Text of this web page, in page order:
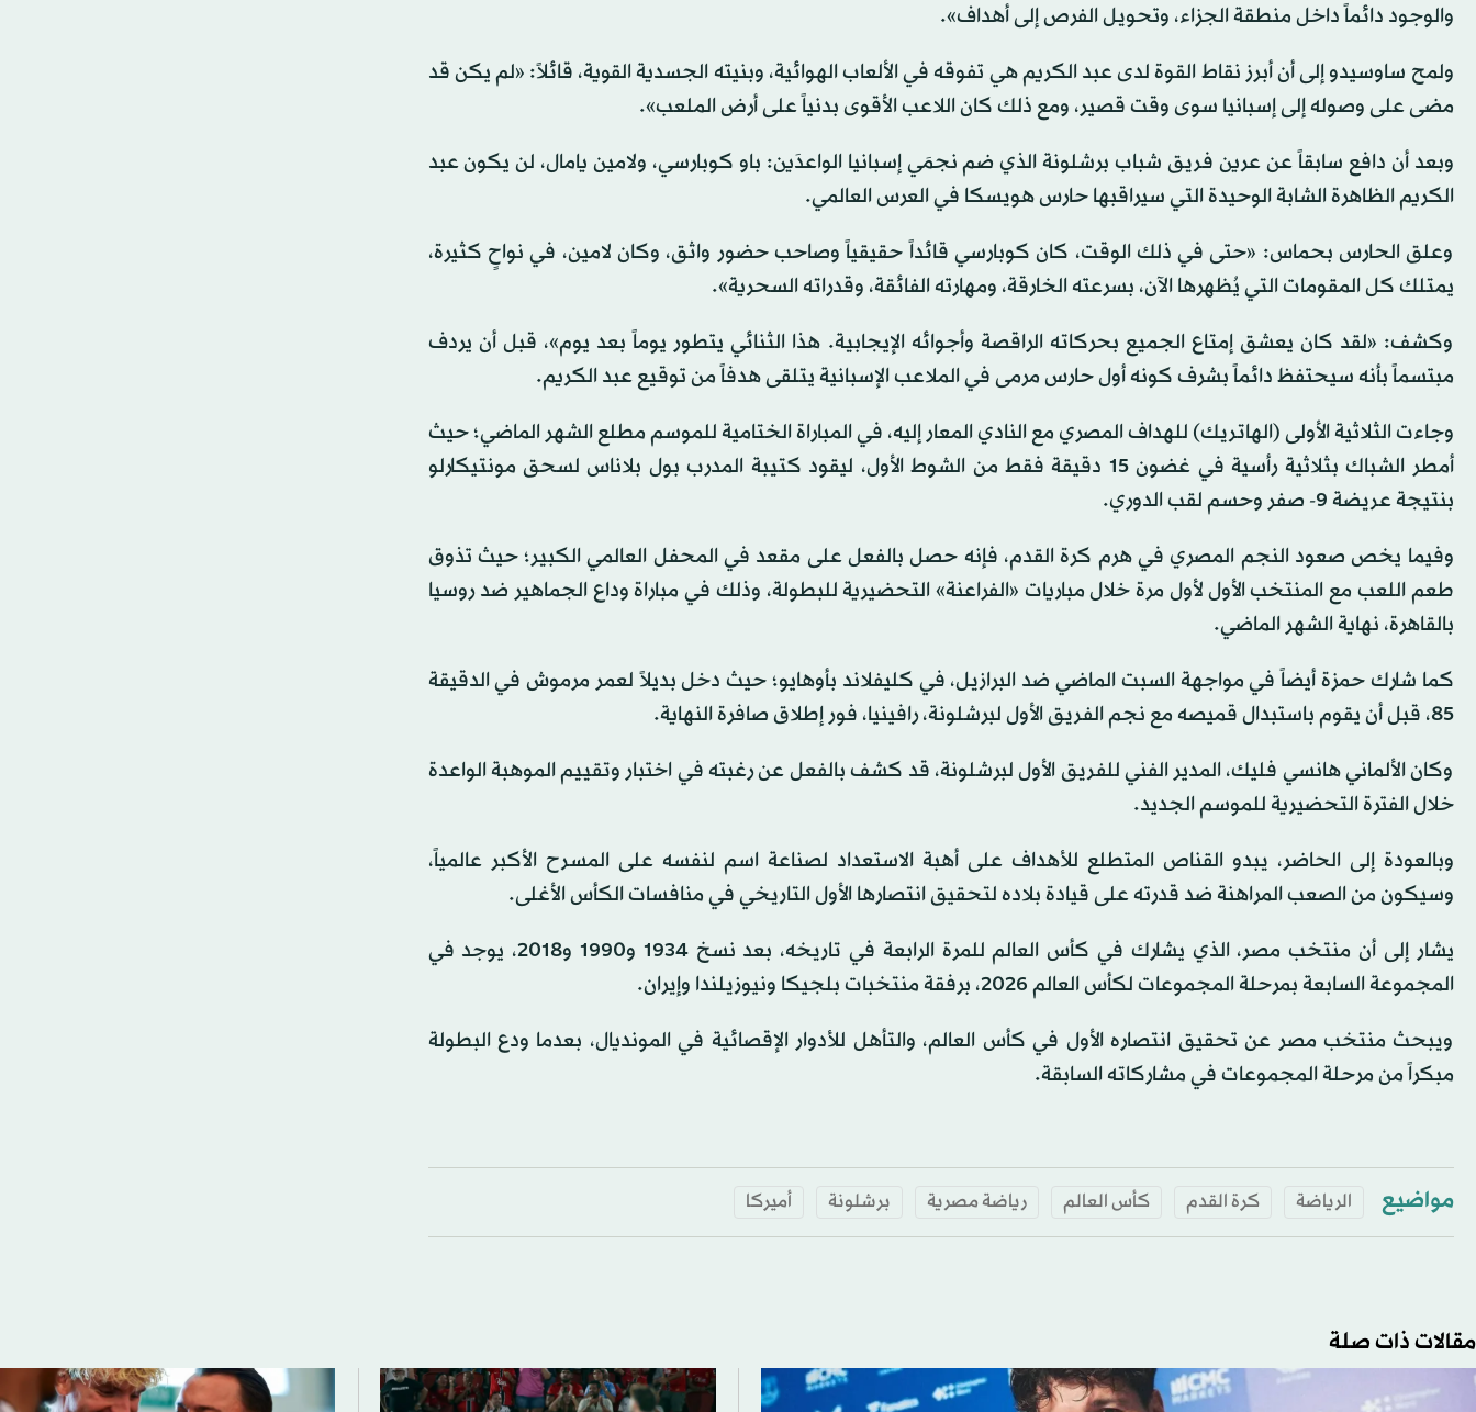
والوجود دائماً داخل منطقة الجزاء، وتحويل الفرص إلى أهداف».
ولمح ساوسيدو إلى أن أبرز نقاط القوة لدى عبد الكريم هي تفوقه في الألعاب الهوائية، وبنيته الجسدية القوية، قائلاً: «لم يكن قد
مضى على وصوله إلى إسبانيا سوى وقت قصير، ومع ذلك كان اللاعب الأقوى بدنياً على أرض الملعب».
وبعد أن دافع سابقاً عن عرين فريق شباب برشلونة الذي ضم نجمَي إسبانيا الواعدَين: باو كوبارسي، ولامين يامال، لن يكون عبد
الكريم الظاهرة الشابة الوحيدة التي سيراقبها حارس هويسكا في العرس العالمي.
وعلق الحارس بحماس: «حتى في ذلك الوقت، كان كوبارسي قائداً حقيقياً وصاحب حضور واثق، وكان لامين، في نواحٍ كثيرة،
يمتلك كل المقومات التي يُظهرها الآن، بسرعته الخارقة، ومهارته الفائقة، وقدراته السحرية».
وكشف: «لقد كان يعشق إمتاع الجميع بحركاته الراقصة وأجوائه الإيجابية. هذا الثنائي يتطور يوماً بعد يوم»، قبل أن يردف
مبتسماً بأنه سيحتفظ دائماً بشرف كونه أول حارس مرمى في الملاعب الإسبانية يتلقى هدفاً من توقيع عبد الكريم.
وجاءت الثلاثية الأولى (الهاتريك) للهداف المصري مع النادي المعار إليه، في المباراة الختامية للموسم مطلع الشهر الماضي؛ حيث
أمطر الشباك بثلاثية رأسية في غضون 15 دقيقة فقط من الشوط الأول، ليقود كتيبة المدرب بول بلاناس لسحق مونتيكارلو
بنتيجة عريضة 9- صفر وحسم لقب الدوري.
وفيما يخص صعود النجم المصري في هرم كرة القدم، فإنه حصل بالفعل على مقعد في المحفل العالمي الكبير؛ حيث تذوق
طعم اللعب مع المنتخب الأول لأول مرة خلال مباريات «الفراعنة» التحضيرية للبطولة، وذلك في مباراة وداع الجماهير ضد روسيا
بالقاهرة، نهاية الشهر الماضي.
كما شارك حمزة أيضاً في مواجهة السبت الماضي ضد البرازيل، في كليفلاند بأوهايو؛ حيث دخل بديلاً لعمر مرموش في الدقيقة
85، قبل أن يقوم باستبدال قميصه مع نجم الفريق الأول لبرشلونة، رافينيا، فور إطلاق صافرة النهاية.
وكان الألماني هانسي فليك، المدير الفني للفريق الأول لبرشلونة، قد كشف بالفعل عن رغبته في اختبار وتقييم الموهبة الواعدة
خلال الفترة التحضيرية للموسم الجديد.
وبالعودة إلى الحاضر، يبدو القناص المتطلع للأهداف على أهبة الاستعداد لصناعة اسم لنفسه على المسرح الأكبر عالمياً،
وسيكون من الصعب المراهنة ضد قدرته على قيادة بلاده لتحقيق انتصارها الأول التاريخي في منافسات الكأس الأغلى.
يشار إلى أن منتخب مصر، الذي يشارك في كأس العالم للمرة الرابعة في تاريخه، بعد نسخ 1934 و1990 و2018، يوجد في
المجموعة السابعة بمرحلة المجموعات لكأس العالم 2026، برفقة منتخبات بلجيكا ونيوزيلندا وإيران.
ويبحث منتخب مصر عن تحقيق انتصاره الأول في كأس العالم، والتأهل للأدوار الإقصائية في المونديال، بعدما ودع البطولة
مبكراً من مرحلة المجموعات في مشاركاته السابقة.
مواضيع الرياضة كرة القدم كأس العالم رياضة مصرية برشلونة أميركا
مقالات ذات صلة